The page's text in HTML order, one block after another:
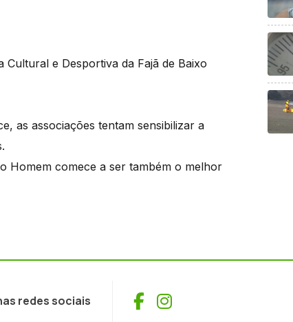
e Desportiva da Fajã de Baixo
as associações tentam sensibilizar a
Homem comece a ser também o melhor
redes sociais Facebook
Instagram